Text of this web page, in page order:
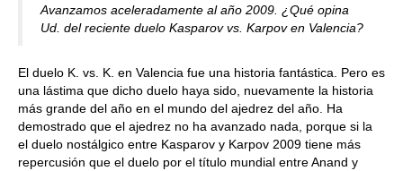
Avanzamos aceleradamente al año 2009. ¿Qué opina
Ud. del reciente duelo Kasparov vs. Karpov en Valencia?
El duelo K. vs. K. en Valencia fue una historia fantástica. Pero es
una lástima que dicho duelo haya sido, nuevamente la historia
más grande del año en el mundo del ajedrez del año. Ha
demostrado que el ajedrez no ha avanzado nada, porque si la
el duelo nostálgico entre Kasparov y Karpov 2009 tiene más
repercusión que el duelo por el título mundial entre Anand y